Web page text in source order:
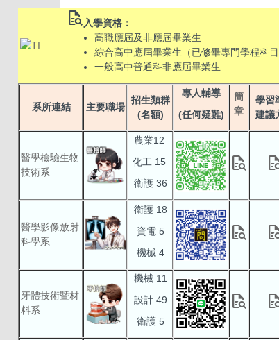
quick_reference_all 入學資格：
高職應屆及非應屆畢業生
綜合高中應屆畢業生（已修畢專門學程科
一般高中普通科非應屆畢業生
系所連結 主要職場
招生類群
(名額)
專人輔導
(任何疑難)
簡
章
學習
建議
醫學檢驗生物
技術系
農業12
化工 15
衛護 36
quick_reference_all
醫學影像放射
科學系
衛護 18
資電 5
機械 4
quick_reference_all
牙體技術暨材
料系
機械 11
設計 49
衛護 5
quick_reference_all